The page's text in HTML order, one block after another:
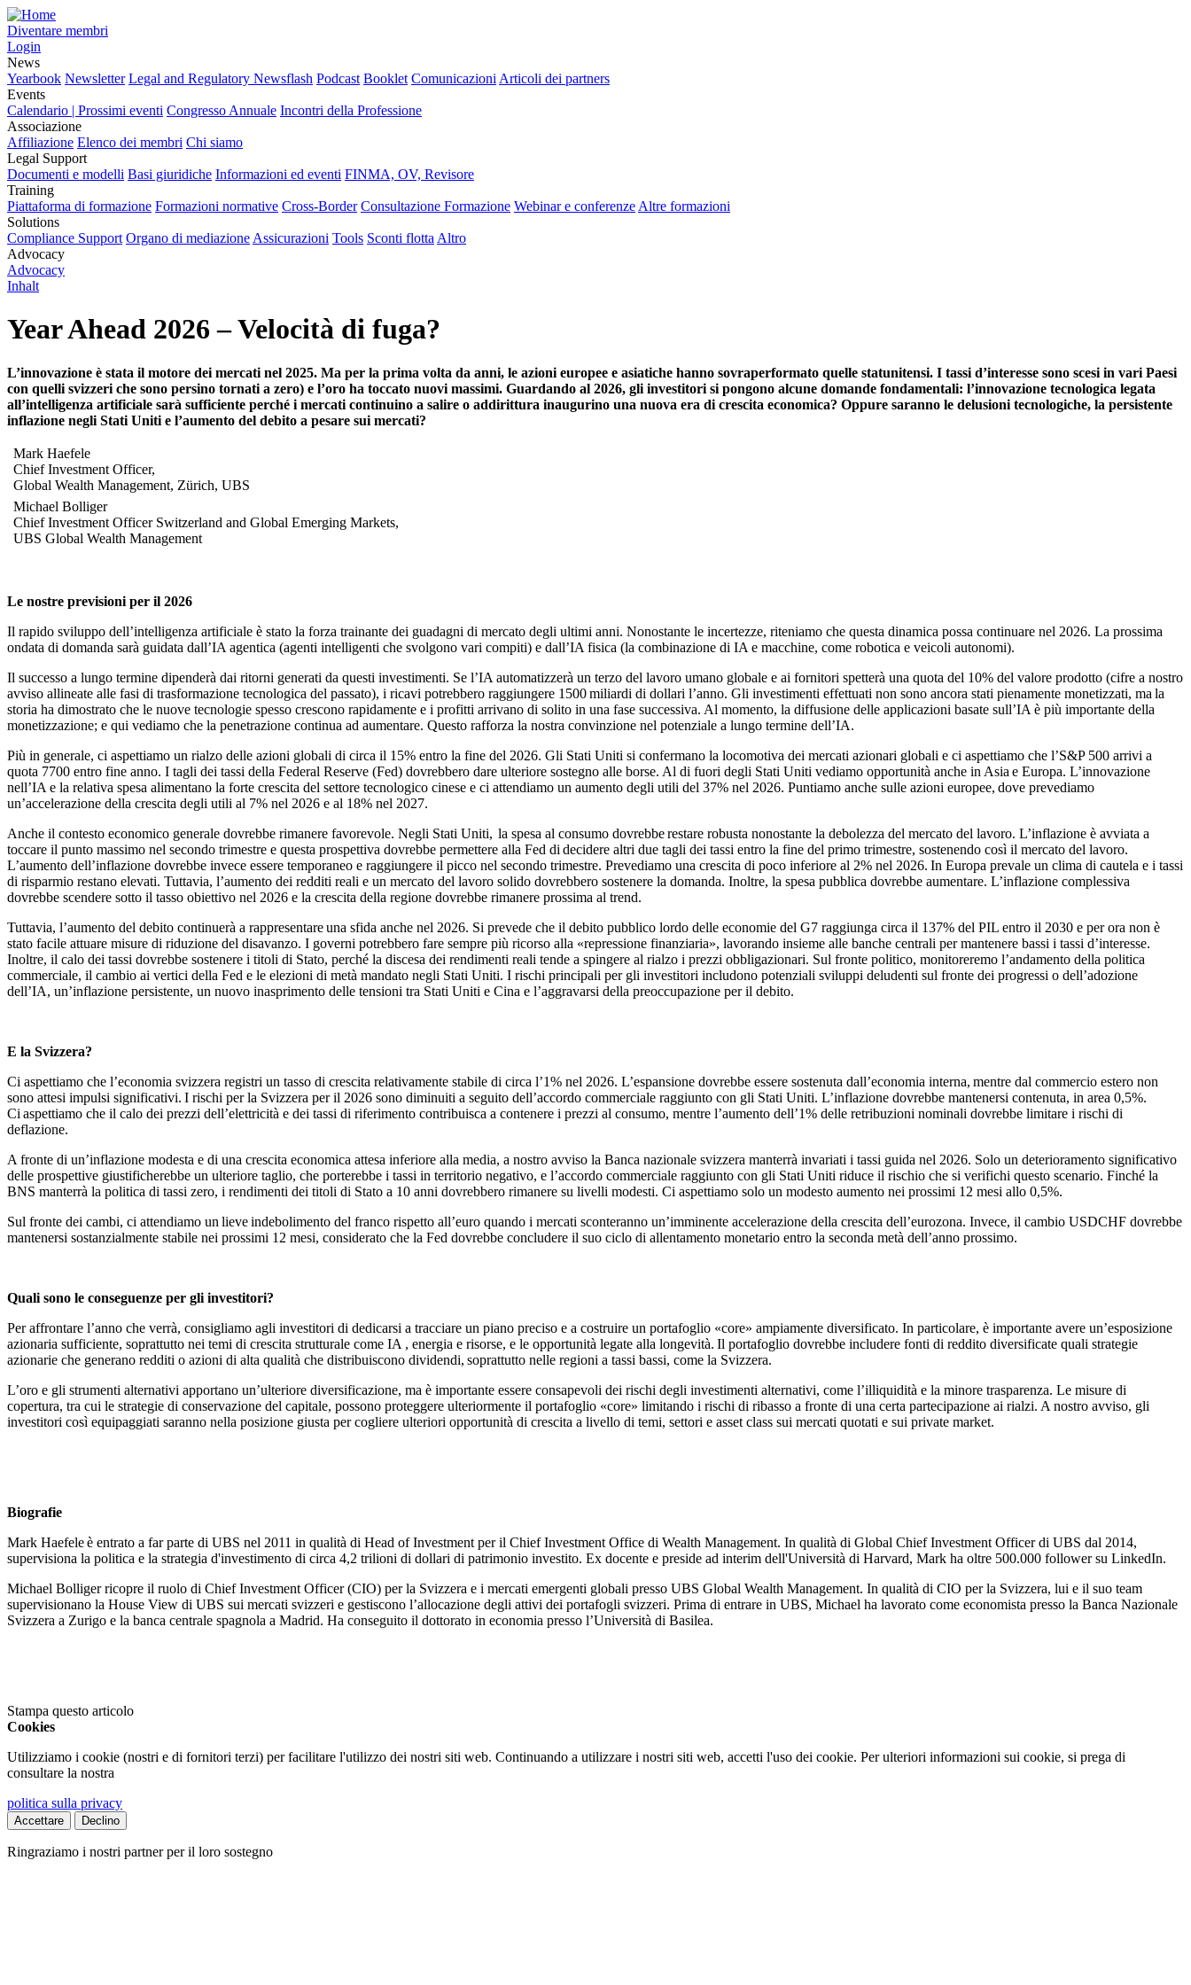
Diventare membri
Login
News
Yearbook Newsletter Legal and Regulatory Newsflash Podcast Booklet Comunicazioni Articoli dei partners
Events
Calendario | Prossimi eventi Congresso Annuale Incontri della Professione
Associazione
Affiliazione Elenco dei membri Chi siamo
Legal Support
Documenti e modelli Basi giuridiche Informazioni ed eventi FINMA, OV, Revisore
Training
Piattaforma di formazione Formazioni normative Cross-Border Consultazione Formazione Webinar e conferenze Altre formazioni
Solutions
Compliance Support Organo di mediazione Assicurazioni Tools Sconti flotta Altro
Advocacy
Advocacy
Inhalt
Year Ahead 2026 – Velocità di fuga?
L’innovazione è stata il motore dei mercati nel 2025. Ma per la prima volta da anni, le azioni europee e asiatiche hanno sovraperformato quelle statunitensi. I tassi d’interesse sono scesi in vari Paesi
con quelli svizzeri che sono persino tornati a zero) e l’oro ha toccato nuovi massimi. Guardando al 2026, gli investitori si pongono alcune domande fondamentali: l’innovazione tecnologica legata
all’intelligenza artificiale sarà sufficiente perché i mercati continuino a salire o addirittura inaugurino una nuova era di crescita economica? Oppure saranno le delusioni tecnologiche, la persistente
inflazione negli Stati Uniti e l’aumento del debito a pesare sui mercati?
Mark Haefele
Chief Investment Officer,
Global Wealth Management, Zürich, UBS
Michael Bolliger
Chief Investment Officer Switzerland and Global Emerging Markets,
UBS Global Wealth Management
Le nostre previsioni per il 2026
Il rapido sviluppo dell’intelligenza artificiale è stato la forza trainante dei guadagni di mercato degli ultimi anni. Nonostante le incertezze, riteniamo che questa dinamica possa continuare nel 2026. La prossima
ondata di domanda sarà guidata dall’IA agentica (agenti intelligenti che svolgono vari compiti) e dall’IA fisica (la combinazione di IA e macchine, come robotica e veicoli autonomi).
Il successo a lungo termine dipenderà dai ritorni generati da questi investimenti. Se l’IA automatizzerà un terzo del lavoro umano globale e ai fornitori spetterà una quota del 10% del valore prodotto (cifre a nostro
avviso allineate alle fasi di trasformazione tecnologica del passato), i ricavi potrebbero raggiungere 1500 miliardi di dollari l’anno. Gli investimenti effettuati non sono ancora stati pienamente monetizzati, ma la
storia ha dimostrato che le nuove tecnologie spesso crescono rapidamente e i profitti arrivano di solito in una fase successiva. Al momento, la diffusione delle applicazioni basate sull’IA è più importante della
monetizzazione; e qui vediamo che la penetrazione continua ad aumentare. Questo rafforza la nostra convinzione nel potenziale a lungo termine dell’IA.
Più in generale, ci aspettiamo un rialzo delle azioni globali di circa il 15% entro la fine del 2026. Gli Stati Uniti si confermano la locomotiva dei mercati azionari globali e ci aspettiamo che l’S&P 500 arrivi a
quota 7700 entro fine anno. I tagli dei tassi della Federal Reserve (Fed) dovrebbero dare ulteriore sostegno alle borse. Al di fuori degli Stati Uniti vediamo opportunità anche in Asia e Europa. L’innovazione
nell’IA e la relativa spesa alimentano la forte crescita del settore tecnologico cinese e ci attendiamo un aumento degli utili del 37% nel 2026. Puntiamo anche sulle azioni europee, dove prevediamo
un’accelerazione della crescita degli utili al 7% nel 2026 e al 18% nel 2027.
Anche il contesto economico generale dovrebbe rimanere favorevole. Negli Stati Uniti, la spesa al consumo dovrebbe restare robusta nonostante la debolezza del mercato del lavoro. L’inflazione è avviata a
toccare il punto massimo nel secondo trimestre e questa prospettiva dovrebbe permettere alla Fed di decidere altri due tagli dei tassi entro la fine del primo trimestre, sostenendo così il mercato del lavoro.
L’aumento dell’inflazione dovrebbe invece essere temporaneo e raggiungere il picco nel secondo trimestre. Prevediamo una crescita di poco inferiore al 2% nel 2026. In Europa prevale un clima di cautela e i tassi
di risparmio restano elevati. Tuttavia, l’aumento dei redditi reali e un mercato del lavoro solido dovrebbero sostenere la domanda. Inoltre, la spesa pubblica dovrebbe aumentare. L’inflazione complessiva
dovrebbe scendere sotto il tasso obiettivo nel 2026 e la crescita della regione dovrebbe rimanere prossima al trend.
Tuttavia, l’aumento del debito continuerà a rappresentare una sfida anche nel 2026. Si prevede che il debito pubblico lordo delle economie del G7 raggiunga circa il 137% del PIL entro il 2030 e per ora non è
stato facile attuare misure di riduzione del disavanzo. I governi potrebbero fare sempre più ricorso alla «repressione finanziaria», lavorando insieme alle banche centrali per mantenere bassi i tassi d’interesse.
Inoltre, il calo dei tassi dovrebbe sostenere i titoli di Stato, perché la discesa dei rendimenti reali tende a spingere al rialzo i prezzi obbligazionari. Sul fronte politico, monitoreremo l’andamento della politica
commerciale, il cambio ai vertici della Fed e le elezioni di metà mandato negli Stati Uniti. I rischi principali per gli investitori includono potenziali sviluppi deludenti sul fronte dei progressi o dell’adozione
dell’IA, un’inflazione persistente, un nuovo inasprimento delle tensioni tra Stati Uniti e Cina e l’aggravarsi della preoccupazione per il debito.
E la Svizzera?
Ci aspettiamo che l’economia svizzera registri un tasso di crescita relativamente stabile di circa l’1% nel 2026. L’espansione dovrebbe essere sostenuta dall’economia interna, mentre dal commercio estero non
sono attesi impulsi significativi. I rischi per la Svizzera per il 2026 sono diminuiti a seguito dell’accordo commerciale raggiunto con gli Stati Uniti. L’inflazione dovrebbe mantenersi contenuta, in area 0,5%.
Ci aspettiamo che il calo dei prezzi dell’elettricità e dei tassi di riferimento contribuisca a contenere i prezzi al consumo, mentre l’aumento dell’1% delle retribuzioni nominali dovrebbe limitare i rischi di
deflazione.
A fronte di un’inflazione modesta e di una crescita economica attesa inferiore alla media, a nostro avviso la Banca nazionale svizzera manterrà invariati i tassi guida nel 2026. Solo un deterioramento significativo
delle prospettive giustificherebbe un ulteriore taglio, che porterebbe i tassi in territorio negativo, e l’accordo commerciale raggiunto con gli Stati Uniti riduce il rischio che si verifichi questo scenario. Finché la
BNS manterrà la politica di tassi zero, i rendimenti dei titoli di Stato a 10 anni dovrebbero rimanere su livelli modesti. Ci aspettiamo solo un modesto aumento nei prossimi 12 mesi allo 0,5%.
Sul fronte dei cambi, ci attendiamo un lieve indebolimento del franco rispetto all’euro quando i mercati sconteranno un’imminente accelerazione della crescita dell’eurozona. Invece, il cambio USDCHF dovrebbe
mantenersi sostanzialmente stabile nei prossimi 12 mesi, considerato che la Fed dovrebbe concludere il suo ciclo di allentamento monetario entro la seconda metà dell’anno prossimo.
Quali sono le conseguenze per gli investitori?
Per affrontare l’anno che verrà, consigliamo agli investitori di dedicarsi a tracciare un piano preciso e a costruire un portafoglio «core» ampiamente diversificato. In particolare, è importante avere un’esposizione
azionaria sufficiente, soprattutto nei temi di crescita strutturale come IA , energia e risorse, e le opportunità legate alla longevità. Il portafoglio dovrebbe includere fonti di reddito diversificate quali strategie
azionarie che generano redditi o azioni di alta qualità che distribuiscono dividendi, soprattutto nelle regioni a tassi bassi, come la Svizzera.
L’oro e gli strumenti alternativi apportano un’ulteriore diversificazione, ma è importante essere consapevoli dei rischi degli investimenti alternativi, come l’illiquidità e la minore trasparenza. Le misure di
copertura, tra cui le strategie di conservazione del capitale, possono proteggere ulteriormente il portafoglio «core» limitando i rischi di ribasso a fronte di una certa partecipazione ai rialzi. A nostro avviso, gli
investitori così equipaggiati saranno nella posizione giusta per cogliere ulteriori opportunità di crescita a livello di temi, settori e asset class sui mercati quotati e sui private market.
Biografie
Mark Haefele è entrato a far parte di UBS nel 2011 in qualità di Head of Investment per il Chief Investment Office di Wealth Management. In qualità di Global Chief Investment Officer di UBS dal 2014,
supervisiona la politica e la strategia d'investimento di circa 4,2 trilioni di dollari di patrimonio investito. Ex docente e preside ad interim dell'Università di Harvard, Mark ha oltre 500.000 follower su LinkedIn.
Michael Bolliger ricopre il ruolo di Chief Investment Officer (CIO) per la Svizzera e i mercati emergenti globali presso UBS Global Wealth Management. In qualità di CIO per la Svizzera, lui e il suo team
supervisionano la House View di UBS sui mercati svizzeri e gestiscono l’allocazione degli attivi dei portafogli svizzeri. Prima di entrare in UBS, Michael ha lavorato come economista presso la Banca Nazionale
Svizzera a Zurigo e la banca centrale spagnola a Madrid. Ha conseguito il dottorato in economia presso l’Università di Basilea.
Stampa questo articolo
Cookies
Utilizziamo i cookie (nostri e di fornitori terzi) per facilitare l'utilizzo dei nostri siti web. Continuando a utilizzare i nostri siti web, accetti l'uso dei cookie. Per ulteriori informazioni sui cookie, si prega di
consultare la nostra
politica sulla privacy
Accettare Declino
Ringraziamo i nostri partner per il loro sostegno